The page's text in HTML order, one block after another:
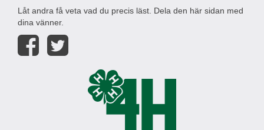
Låt andra få veta vad du precis läst. Dela den här sidan med
dina vänner.